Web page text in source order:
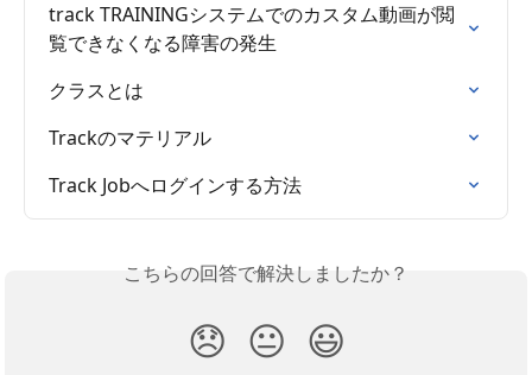
track TRAININGシステムでのカスタム動画が閲
覧できなくなる障害の発生
クラスとは
Trackのマテリアル
Track Jobへログインする方法
こちらの回答で解決しましたか？
😞 😐 😃